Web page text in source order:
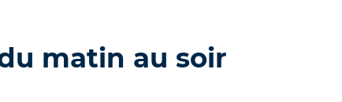
matin au soir